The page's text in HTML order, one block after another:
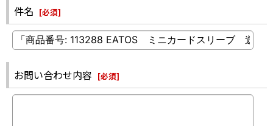
件名 [必須]
お問い合わせ内容 [必須]